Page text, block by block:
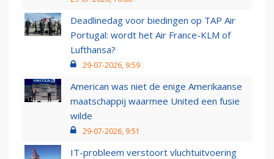
Deadlinedag voor biedingen op TAP Air
Portugal: wordt het Air France-KLM of
Lufthansa?
29-07-2026, 9:59
American was niet de enige Amerikaanse
maatschappij waarmee United een fusie
wilde
29-07-2026, 9:51
IT-probleem verstoort vluchtuitvoering